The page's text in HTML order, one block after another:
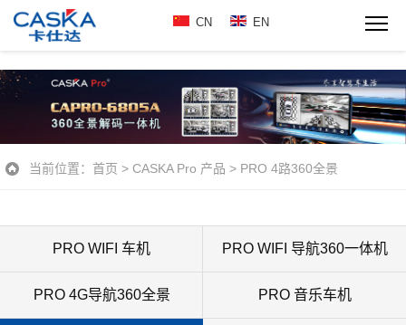
CN EN
当前位置： 首页 > CASKA Pro 产品 > PRO 4路360全景
PRO WIFI 车机 PRO WIFI 导航360一体机
PRO 4G导航360全景 PRO 音乐车机